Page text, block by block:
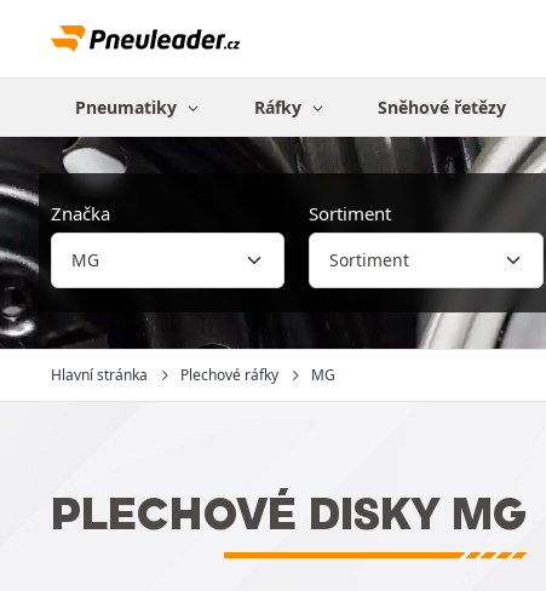
Pneumatiky Ráfky Sněhové řetězy
Značka Sortiment
Hlavní stránka Plechové ráfky MG
PLECHOVÉ DISKY MG